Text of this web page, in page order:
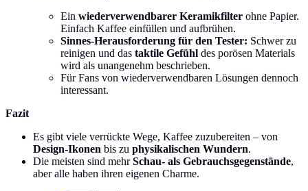
Ein wiederverwendbarer Keramikfilter ohne Papier.
Einfach Kaffee einfüllen und aufbrühen.
Sinnes-Herausforderung für den Tester: Schwer zu
reinigen und das taktile Gefühl des porösen Materials
wird als unangenehm beschrieben.
Für Fans von wiederverwendbaren Lösungen dennoch
interessant.
Fazit
Es gibt viele verrückte Wege, Kaffee zuzubereiten – von
Design-Ikonen bis zu physikalischen Wundern.
Die meisten sind mehrSchau- als Gebrauchsgegenstände,
aber alle haben ihren eigenen Charme.